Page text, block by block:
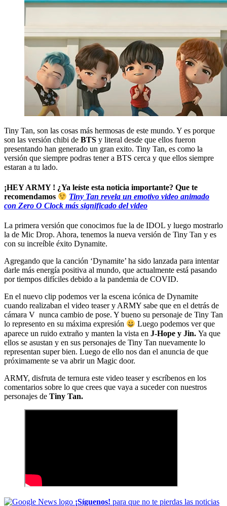
Tiny Tan, son las cosas más hermosas de este mundo. Y es porque
son las versión chibi de BTS y literal desde que ellos fueron
presentando han generado un gran exito. Tiny Tan, es como la
versión que siempre podras tener a BTS cerca y que ellos siempre
estaran a tu lado.
¡HEY ARMY ! ¿Ya leíste esta noticia importante? Que te
recomendamos
Tiny Tan revela un emotivo video animado
con Zero O Clock más significado del video
La primera versión que conocimos fue la de IDOL y luego mostrarlo
la de Mic Drop. Ahora, tenemos la nueva versión de Tiny Tan y es
con su increíble éxito Dynamite.
Agregando que la canción ‘Dynamite’ ha sido lanzada para intentar
darle más energía positiva al mundo, que actualmente está pasando
por tiempos difíciles debido a la pandemia de COVID.
En el nuevo clip podemos ver la escena icónica de Dynamite
cuando realizaban el video teaser y ARMY sabe que en el detrás de
cámara V nunca cambio de pose. Y bueno su personaje de Tiny Tan
lo represento en su máxima expresión
Luego podemos ver que
aparece un ruido extraño y manten la vista en J-Hope y Jin. Ya que
ellos se asustan y en sus personajes de Tiny Tan nuevamente lo
representan super bien. Luego de ello nos dan el anuncia de que
próximamente se va abrir un Magic door.
ARMY, disfruta de ternura este video teaser y escríbenos en los
comentarios sobre lo que crees que vaya a suceder con nuestros
personajes de Tiny Tan.
¡Síguenos! para que no te pierdas las noticias